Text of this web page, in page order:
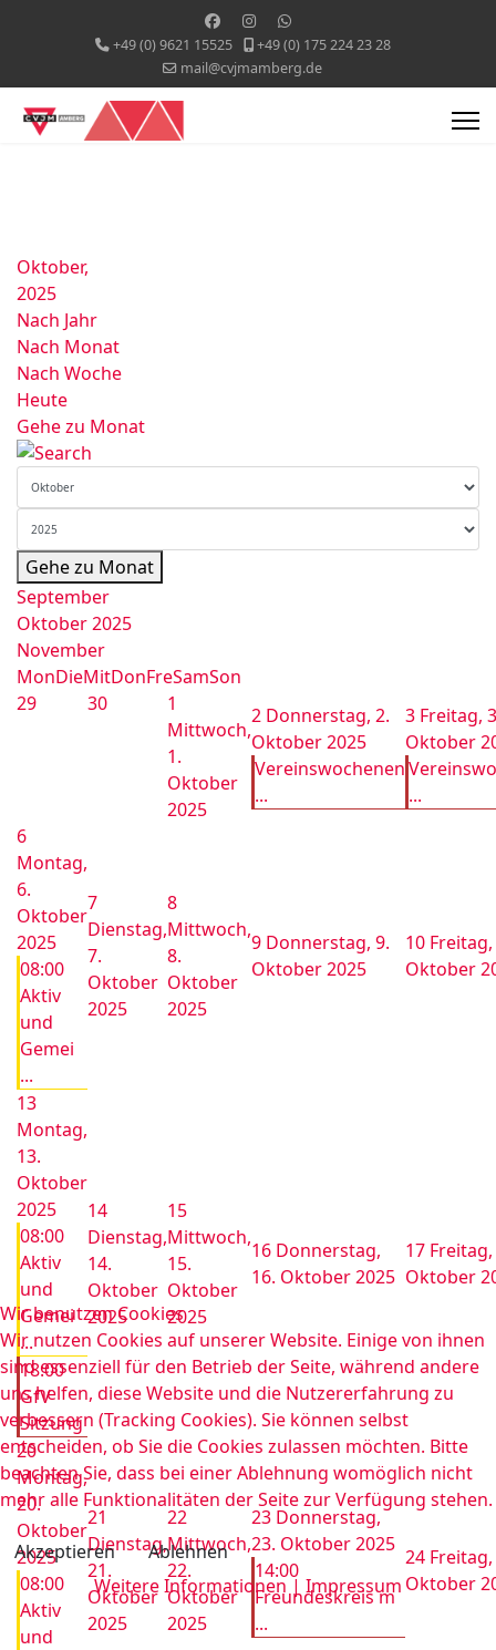
+49 (0) 9621 15525
+49 (0) 175 224 23 28
mail@cvjmamberg.de
Oktober,
2025
Nach Jahr
Nach Monat
Nach Woche
Heute
Gehe zu Monat
Gehe zu Monat
September
Oktober 2025
November
MonDieMitDonFreSamSon
29
30
1
Mittwoch,
1.
Oktober
2025
2 Donnerstag, 2.
Oktober 2025
Vereinswochenen
...
3 Freitag,
Oktober
...
6
Montag,
6.
Oktober
2025
08:00
Aktiv
und
Gemei
...
7
Dienstag,
7.
Oktober
2025
8
Mittwoch,
8.
Oktober
2025
9 Donnerstag, 9.
Oktober 2025
10
Oktober
13
Montag,
13.
Oktober
2025
08:00
Aktiv
und
Gemei
...
18:00
GfV
Sitzung
14
Dienstag,
14.
Oktober
2025
15
Mittwoch,
15.
Oktober
2025
16 Donnerstag,
16. Oktober 2025
17
Oktober
20
Montag,
20.
Oktober
2025
08:00
Aktiv
und
21
Dienstag,
21.
Oktober
2025
22
Mittwoch,
22.
Oktober
2025
23 Donnerstag,
23. Oktober 2025
14:00
Freundeskreis m
...
24
Oktober
Wir benutzen Cookies
Wir nutzen Cookies auf unserer Website. Einige von ihnen
sind essenziell für den Betrieb der Seite, während andere
uns helfen, diese Website und die Nutzererfahrung zu
verbessern (Tracking Cookies). Sie können selbst
entscheiden, ob Sie die Cookies zulassen möchten. Bitte
beachten Sie, dass bei einer Ablehnung womöglich nicht
mehr alle Funktionalitäten der Seite zur Verfügung stehen.
Akzeptieren
Ablehnen
Weitere Informationen | Impressum